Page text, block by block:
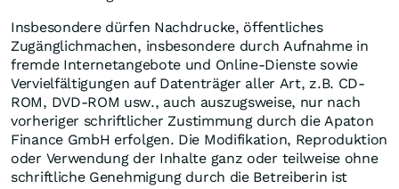
Insbesondere dürfen Nachdrucke, öffentliches
Zugänglichmachen, insbesondere durch Aufnahme in
fremde Internetangebote und Online-Dienste sowie
Vervielfältigungen auf Datenträger aller Art, z.B. CD-
ROM, DVD-ROM usw., auch auszugsweise, nur nach
vorheriger schriftlicher Zustimmung durch die Apaton
Finance GmbH erfolgen. Die Modifikation, Reproduktion
oder Verwendung der Inhalte ganz oder teilweise ohne
schriftliche Genehmigung durch die Betreiberin ist